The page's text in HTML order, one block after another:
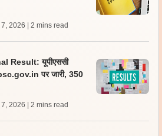
2026 | 2 mins read
Result: यूपीएससी
पर जारी, 350
2026 | 2 mins read